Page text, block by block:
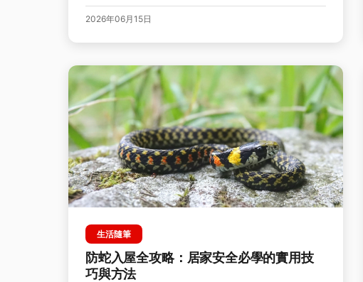
2026年06月15日
生活隨筆
防蛇入屋全攻略：居家安全必學的實用技
巧與方法